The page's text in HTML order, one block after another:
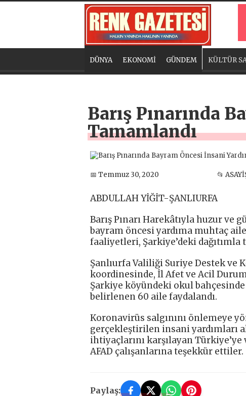
DÜNYA EKONOMİ GÜNDEM KÜLTÜR
Barış Pınarında
Tamamlandı
📅 Temmuz 30, 2020 📂
ABDULLAH YİĞİT-ŞANLIURFA
Barış Pınarı Harekâtıyla huzur ve
bayram öncesi yardıma muhtaç
faaliyetleri, Şarkiye’deki dağıtımla
Şanlıurfa Valiliği Suriye Destek ve
koordinesinde, İl Afet ve Acil Durum
Şarkiye köyündeki okul bahçesinde
belirlenen 60 aile faydalandı.
Koronavirüs salgınını önlemeye
gerçekleştirilen insani yardımları
ihtiyaçlarını karşılayan
AFAD çalışanlarına teşekkür ettiler.
Paylaş: